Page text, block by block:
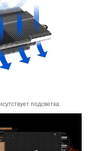
подсветка.